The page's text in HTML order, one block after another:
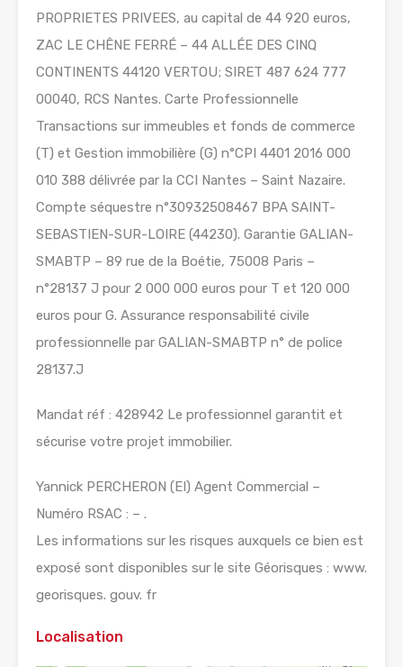
PROPRIETES PRIVEES, au capital de 44 920 euros,
ZAC LE CHÊNE FERRÉ – 44 ALLÉE DES CINQ
CONTINENTS 44120 VERTOU; SIRET 487 624 777
00040, RCS Nantes. Carte Professionnelle
Transactions sur immeubles et fonds de commerce
(T) et Gestion immobilière (G) n°CPI 4401 2016 000
010 388 délivrée par la CCI Nantes – Saint Nazaire.
Compte séquestre n°30932508467 BPA SAINT-
SEBASTIEN-SUR-LOIRE (44230). Garantie GALIAN-
SMABTP – 89 rue de la Boétie, 75008 Paris –
n°28137 J pour 2 000 000 euros pour T et 120 000
euros pour G. Assurance responsabilité civile
professionnelle par GALIAN-SMABTP n° de police
28137.J
Mandat réf : 428942 Le professionnel garantit et
sécurise votre projet immobilier.
Yannick PERCHERON (EI) Agent Commercial –
Numéro RSAC : – .
Les informations sur les risques auxquels ce bien est
exposé sont disponibles sur le site Géorisques : www.
georisques. gouv. fr
Localisation